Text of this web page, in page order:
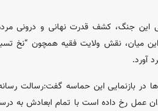
این جنگ، کشف قدرت نهانی و درونی
میان، نقش ولایت فقیه همچون “نخ
آورد.
در بازنمایی این حماسه گفت:رسالت
عمل رخ داده است با تمام ابعادش به